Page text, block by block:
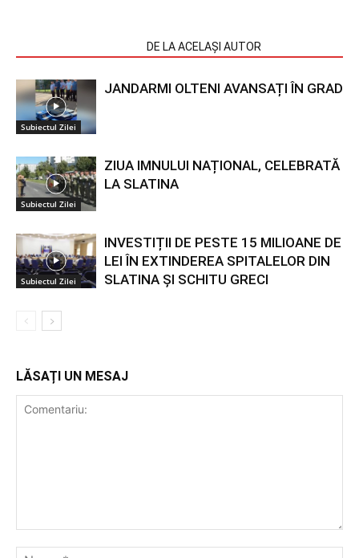
DE LA ACELAȘI AUTOR
Subiectul Zilei
JANDARMI OLTENI AVANSAȚI ÎN GRAD
Subiectul Zilei
ZIUA IMNULUI NAȚIONAL, CELEBRATĂ
LA SLATINA
Subiectul Zilei
INVESTIȚII DE PESTE 15 MILIOANE DE
LEI ÎN EXTINDEREA SPITALELOR DIN
SLATINA ȘI SCHITU GRECI
LĂSAȚI UN MESAJ